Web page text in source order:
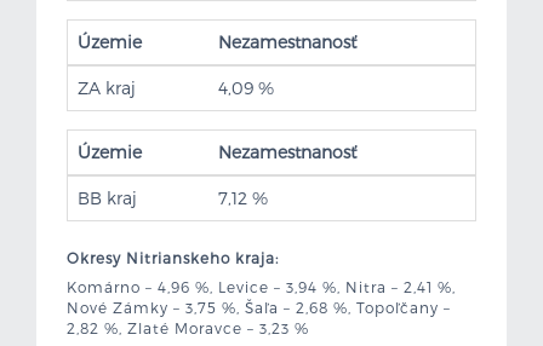
Územie Nezamestnanosť
ZA kraj 4,09 %
Územie Nezamestnanosť
BB kraj 7,12 %
Okresy Nitrianskeho kraja:
Komárno – 4,96 %, Levice – 3,94 %, Nitra – 2,41 %,
Nové Zámky – 3,75 %, Šaľa – 2,68 %, Topoľčany –
2,82 %, Zlaté Moravce – 3,23 %